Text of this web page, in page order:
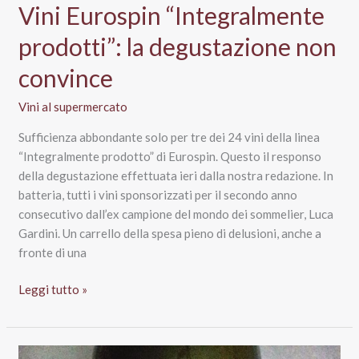
Vini Eurospin “Integralmente
prodotti”: la degustazione non
convince
Vini al supermercato
Sufficienza abbondante solo per tre dei 24 vini della linea
“Integralmente prodotto” di Eurospin. Questo il responso
della degustazione effettuata ieri dalla nostra redazione. In
batteria, tutti i vini sponsorizzati per il secondo anno
consecutivo dall’ex campione del mondo dei sommelier, Luca
Gardini. Un carrello della spesa pieno di delusioni, anche a
fronte di una
Vini
“Integralmente
prodotti”:
Leggi tutto »